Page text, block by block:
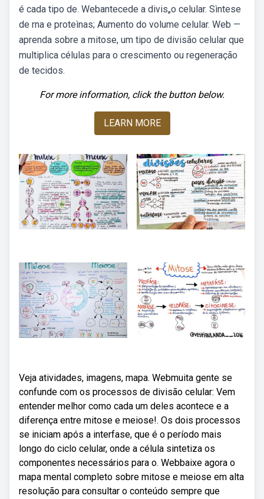
é cada tipo de. Webantecede a divis„o celular. Sìntese
de rna e proteìnas; Aumento do volume celular. Web —
aprenda sobre a mitose, um tipo de divisão celular que
multiplica células para o crescimento ou regeneração
de tecidos.
For more information, click the button below.
LEARN MORE
Veja atividades, imagens, mapa. Webmuita gente se
confunde com os processos de divisão celular: Vem
entender melhor como cada um deles acontece e a
diferença entre mitose e meiose!. Os dois processos
se iniciam após a interfase, que é o período mais
longo do ciclo celular, onde a célula sintetiza os
componentes necessários para o. Webbaixe agora o
mapa mental completo sobre mitose e meiose em alta
resolução para consultar o conteúdo sempre que